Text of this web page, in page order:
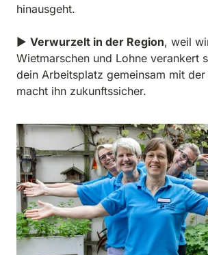
hinausgeht.
▶ Verwurzelt in der Region, weil
Wietmarschen und Lohne verankert
dein Arbeitsplatz gemeinsam mit der
macht ihn zukunftssicher.